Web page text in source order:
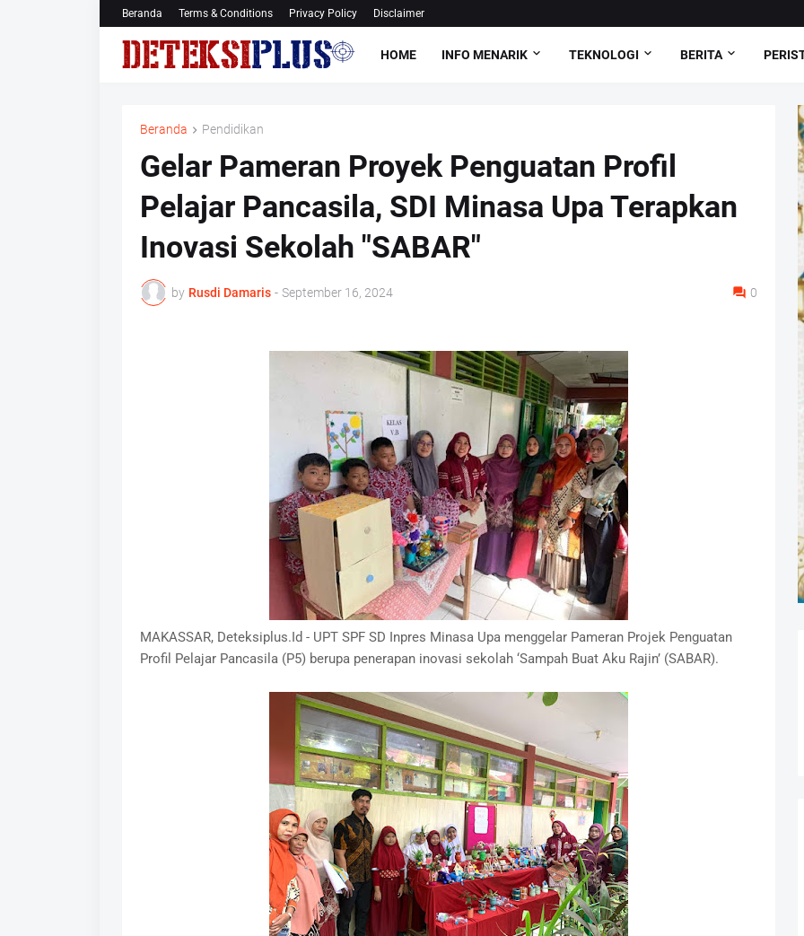
Beranda Terms & Conditions Privacy Policy Disclaimer
HOME INFO MENARIK TEKNOLOGI BERITA
Beranda Pendidikan
Gelar Pameran Proyek Penguatan Profil
Pelajar Pancasila, SDI Minasa Upa Terapkan
Inovasi Sekolah "SABAR"
by Rusdi Damaris - September 16, 2024 0
MAKASSAR, Deteksiplus.Id - UPT SPF SD Inpres Minasa Upa menggelar Pameran Projek Penguatan
Profil Pelajar Pancasila (P5) berupa penerapan inovasi sekolah ‘Sampah Buat Aku Rajin’ (SABAR).